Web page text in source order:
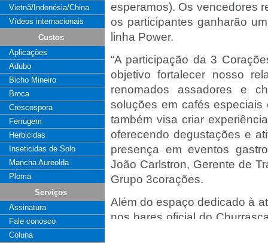
Vietnã/Indonésia/China
Vídeos internacionais
Custos
Aplicações
Adubo
Bicho Mineiro
Broca
Crescospora
Ferrugem
Herbicidas
Inseticidas de Solo
Mancha Aureolda
Ploma
Serviços
Assinatura
Fale conosco
Coluna
esperamos). Os vencedores
os participantes ganharão
linha Power.
“A participação da 3
objetivo fortalecer nosso
renomados assadores e
soluções em cafés
também visa criar
oferecendo degustações e
presença em eventos
João Carlstron, Gerente de
Grupo 3corações.
Além do espaço dedicado à
nos bares oficial do